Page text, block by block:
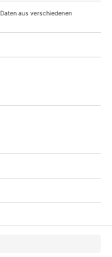
Mit welchen
und
und Sinne zu
Welt? Gewiss,
und Revolte, die
eines erfüllten,
Newsletter